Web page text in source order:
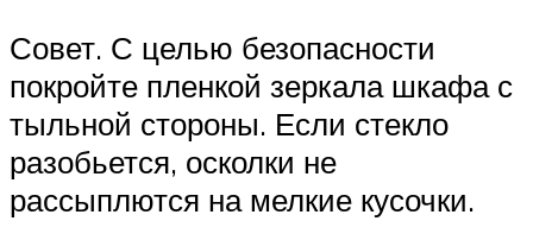
Совет. С целью безопасности
покройте пленкой зеркала шкафа с
тыльной стороны. Если стекло
разобьется, осколки не
рассыплются на мелкие кусочки.